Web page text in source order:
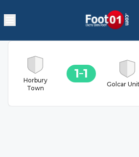
Horbury
Town
1 1
Golcar